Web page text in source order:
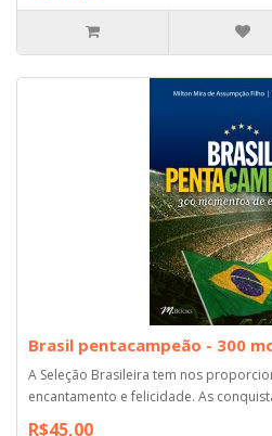
Brasil pentacampeão - 300
A Seleção Brasileira tem nos
encantamento e felicidade. As
R$45,00